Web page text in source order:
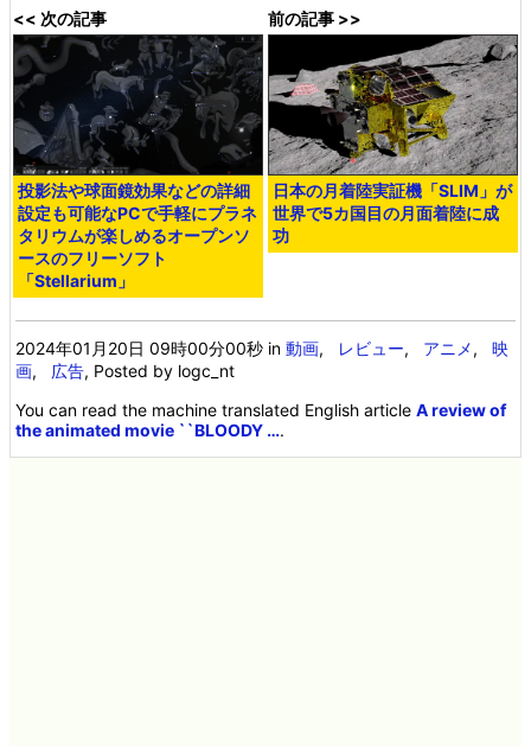
<< 次の記事
投影法や球面鏡効果などの詳細
設定も可能なPCで手軽にプラネ
タリウムが楽しめるオープンソ
ースのフリーソフト
「Stellarium」
前の記事 >>
日本の月着陸実証機「SLIM」が
世界で5カ国目の月面着陸に成
功
2024年01月20日 09時00分00秒 in動画, レビュー, アニメ,映
画, 広告, Posted by logc_nt
You can read the machine translated English articleA review of
the animated movie ``BLOODY ….